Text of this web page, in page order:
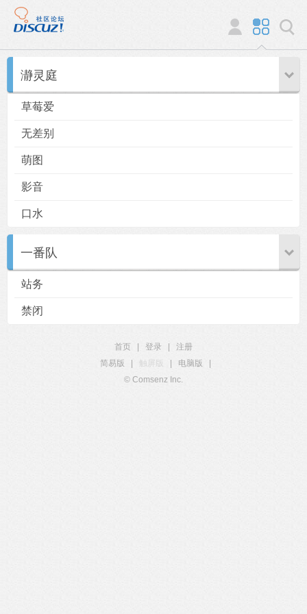
瀞灵庭
草莓爱
无差别
萌图
影音
口水
一番队
站务
禁闭
首页 登录
注册
简易版
触屏版 电脑版
© Comsenz Inc.